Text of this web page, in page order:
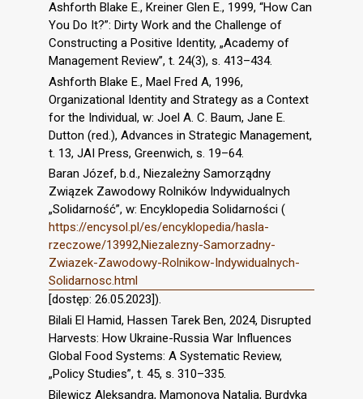
Ashforth Blake E., Kreiner Glen E., 1999, “How Can
You Do It?”: Dirty Work and the Challenge of
Constructing a Positive Identity, „Academy of
Management Review”, t. 24(3), s. 413–434.
Ashforth Blake E., Mael Fred A, 1996,
Organizational Identity and Strategy as a Context
for the Individual, w: Joel A. C. Baum, Jane E.
Dutton (red.), Advances in Strategic Management,
t. 13, JAI Press, Greenwich, s. 19–64.
Baran Józef, b.d., Niezależny Samorządny
Związek Zawodowy Rolników Indywidualnych
„Solidarność”, w: Encyklopedia Solidarności (
https://encysol.pl/es/encyklopedia/hasla-
rzeczowe/13992,Niezalezny-Samorzadny-
Zwiazek-Zawodowy-Rolnikow-Indywidualnych-
Solidarnosc.html
[dostęp: 26.05.2023]).
Bilali El Hamid, Hassen Tarek Ben, 2024, Disrupted
Harvests: How Ukraine-Russia War Influences
Global Food Systems: A Systematic Review,
„Policy Studies”, t. 45, s. 310–335.
Bilewicz Aleksandra, Mamonova Natalia, Burdyka